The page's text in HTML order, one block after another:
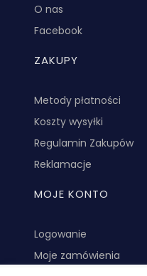
O nas
Facebook
ZAKUPY
Metody płatności
Koszty wysyłki
Regulamin Zakupów
Reklamacje
MOJE KONTO
Logowanie
Moje zamówienia